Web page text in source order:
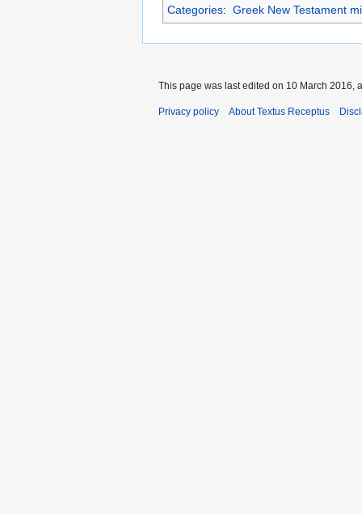
Categories: Greek New Testament
This page was last edited on 10 March 2016,
Privacy policy About Textus Receptus